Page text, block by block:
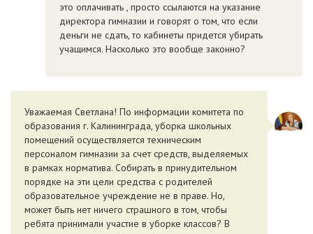
это оплачивать , просто ссылаются на указание
директора гимназии и говорят о том, что если
деньги не сдать, то кабинеты придется убирать
учащимся. Насколько это вообще законно?
Уважаемая Светлана! По информации комитета по
образования г. Калининграда, уборка школьных
помещений осуществляется техническим
персоналом гимназии за счет средств, выделяемых
в рамках норматива. Собирать в принудительном
порядке на эти цели средства с родителей
образовательное учреждение не в праве. Но,
может быть нет ничего страшного в том, чтобы
ребята принимали участие в уборке классов? В